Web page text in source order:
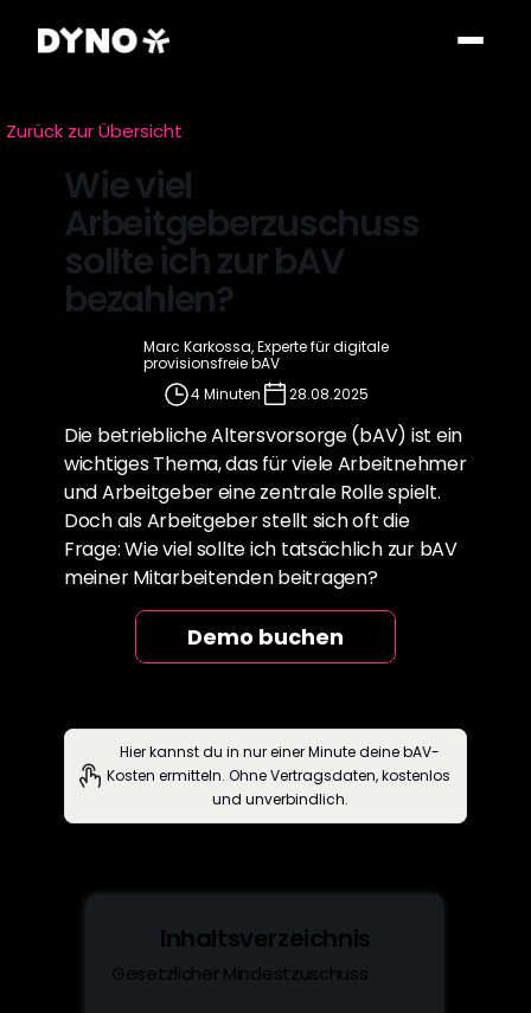
Zurück zur Übersicht
Wie viel
Arbeitgeberzuschuss
sollte ich zur bAV
bezahlen?
4 Minuten 28.08.2025
Marc Karkossa, Experte für digitale
provisionsfreie bAV
Die betriebliche Altersvorsorge (bAV) ist ein
wichtiges Thema, das für viele Arbeitnehmer
und Arbeitgeber eine zentrale Rolle spielt.
Doch als Arbeitgeber stellt sich oft die
Frage: Wie viel sollte ich tatsächlich zur bAV
meiner Mitarbeitenden beitragen?
Demo buchen
Hier kannst du in nur einer Minute deine bAV-
Kosten ermitteln. Ohne Vertragsdaten, kostenlos
und unverbindlich.
Inhaltsverzeichnis
Gesetzlicher Mindestzuschuss